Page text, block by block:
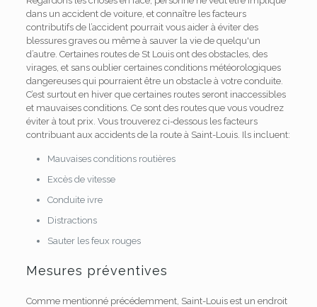
dans un accident de voiture, et connaître les facteurs
contributifs de l’accident pourrait vous aider à éviter des
blessures graves ou même à sauver la vie de quelqu'un
d’autre. Certaines routes de St Louis ont des obstacles, des
virages, et sans oublier certaines conditions météorologiques
dangereuses qui pourraient être un obstacle à votre conduite.
C’est surtout en hiver que certaines routes seront inaccessibles
et mauvaises conditions. Ce sont des routes que vous voudrez
éviter à tout prix. Vous trouverez ci-dessous les facteurs
contribuant aux accidents de la route à Saint-Louis. Ils incluent:
Mauvaises conditions routières
Excès de vitesse
Conduite ivre
Distractions
Sauter les feux rouges
Mesures préventives
Comme mentionné précédemment, Saint-Louis est un endroit